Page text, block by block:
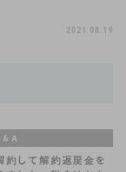
2021.08.19
＆A
約して解約返戻金を